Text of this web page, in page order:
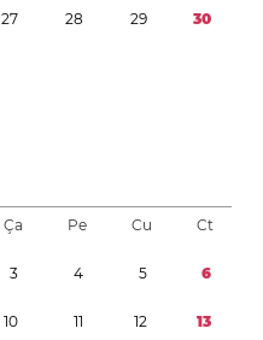
27 28 29 30
Ça Pe Cu Ct
3 4 5 6
10 11 12 13